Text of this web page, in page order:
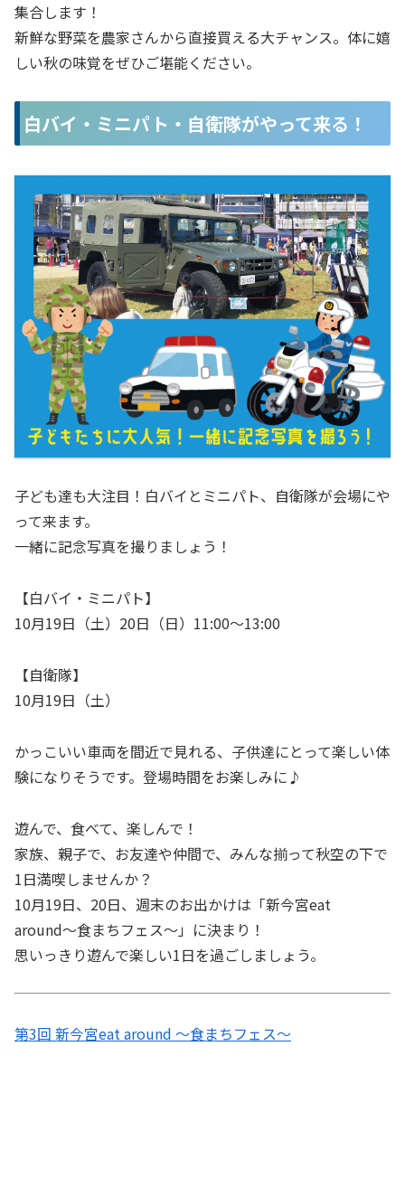
集合します！
新鮮な野菜を農家さんから直接買える大チャンス。体に嬉
しい秋の味覚をぜひご堪能ください。
白バイ・ミニパト・自衛隊がやって来る！
子ども達も大注目！白バイとミニパト、自衛隊が会場にや
って来ます。
一緒に記念写真を撮りましょう！
【白バイ・ミニパト】
10月19日（土）20日（日）11:00～13:00
【自衛隊】
10月19日（土）
かっこいい車両を間近で見れる、子供達にとって楽しい体
験になりそうです。登場時間をお楽しみに♪
遊んで、食べて、楽しんで！
家族、親子で、お友達や仲間で、みんな揃って秋空の下で
1日満喫しませんか？
10月19日、20日、週末のお出かけは「新今宮eat
around〜食まちフェス〜」に決まり！
思いっきり遊んで楽しい1日を過ごしましょう。
第3回 新今宮eat around ～食まちフェス～